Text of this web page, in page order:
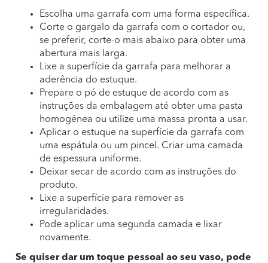
Escolha uma garrafa com uma forma específica.
Corte o gargalo da garrafa com o cortador ou,
se preferir, corte-o mais abaixo para obter uma
abertura mais larga.
Lixe a superfície da garrafa para melhorar a
aderência do estuque.
Prepare o pó de estuque de acordo com as
instruções da embalagem até obter uma pasta
homogénea ou utilize uma massa pronta a usar.
Aplicar o estuque na superfície da garrafa com
uma espátula ou um pincel. Criar uma camada
de espessura uniforme.
Deixar secar de acordo com as instruções do
produto.
Lixe a superfície para remover as
irregularidades.
Pode aplicar uma segunda camada e lixar
novamente.
Se quiser dar um toque pessoal ao seu vaso, pode